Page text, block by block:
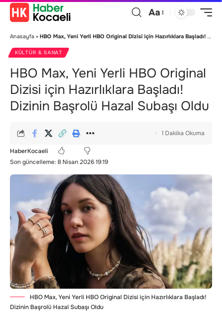
Aa
Anasayfa » HBO Max, Yeni Yerli HBO Original Dizisi için Hazırlıklara Başladı! Dizinin Başrolü Hazal Subaşı Oldu
KÜLTÜR & SANAT
HBO Max, Yeni Yerli HBO Original
Dizisi için Hazırlıklara Başladı!
Dizinin Başrolü Hazal Subaşı Oldu
Son güncelleme: 8 Nisan 2026 19:19
HaberKocaeli
1 Dakika Okuma
HBO Max, Yeni Yerli HBO Original Dizisi için Hazırlıklara Başladı!
Dizinin Başrolü Hazal Subaşı Oldu